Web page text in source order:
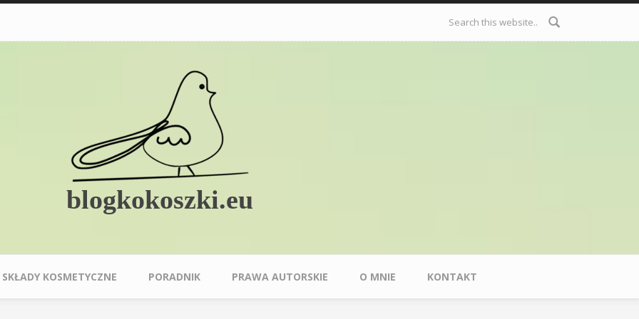
Formularz
wyszukiwania
blogkokoszki.eu
SKŁADY KOSMETYCZNE PORADNIK PRAWA AUTORSKIE O MNIE KONTAKT